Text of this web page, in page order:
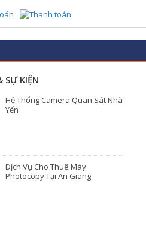
SỰ KIỆN
Hệ Thống Camera Quan Sát Nhà
Yến
Dịch Vụ Cho Thuê Máy
Photocopy Tại An Giang